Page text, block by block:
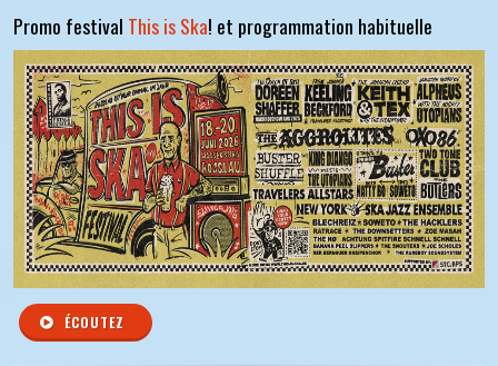
Promo festival This is Ska! et programmation habituelle
ÉCOUTEZ